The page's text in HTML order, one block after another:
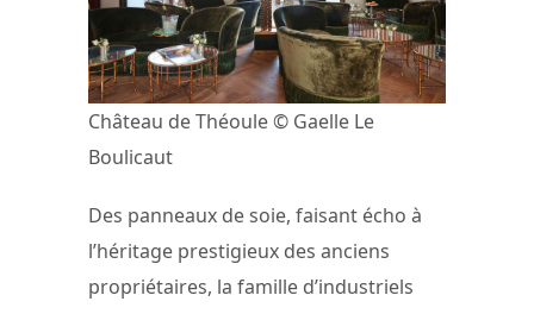
Château de Théoule © Gaelle Le
Boulicaut
Des panneaux de soie, faisant écho à
l’héritage prestigieux des anciens
propriétaires, la famille d’industriels